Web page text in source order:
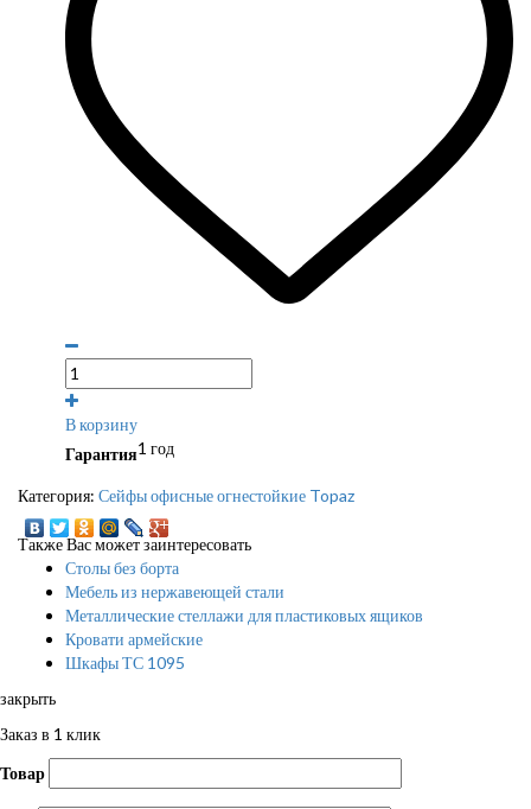
В корзину
Гарантия1 год
Категория: Сейфы офисные огнестойкие Topaz
Также Вас может заинтересовать
Столы без борта
Мебель из нержавеющей стали
Металлические стеллажи для пластиковых ящиков
Кровати армейские
Шкафы ТС 1095
закрыть
Заказ в 1 клик
Товар